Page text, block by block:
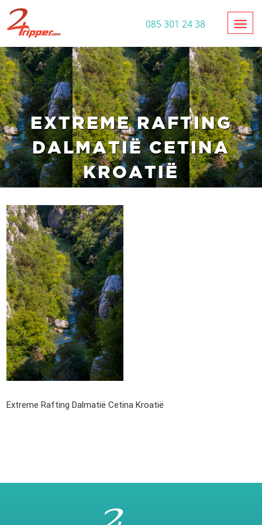
085 301 24 38
EXTREME RAFTING
DALMATIË CETINA
KROATIË
Extreme Rafting Dalmatië Cetina Kroatië